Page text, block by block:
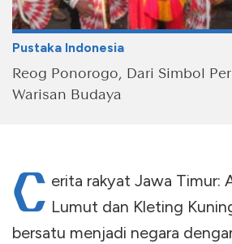
Pustaka Indonesia
Reog Ponorogo, Dari Simbol
Warisan Budaya
C erita rakyat Jawa Timur:
Lumut dan Kleting
bersatu menjadi negara